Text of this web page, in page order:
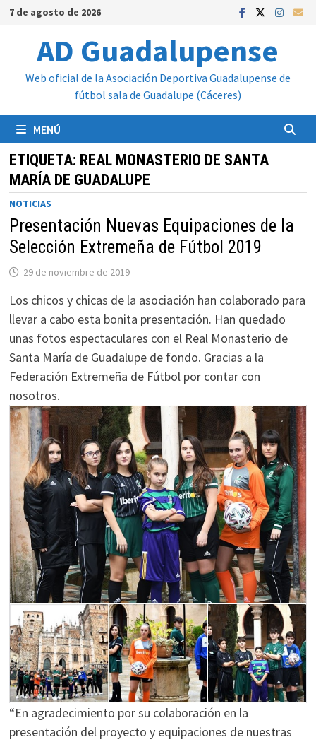
Saltar
contenido
7 de agosto de 2026
AD Guadalupense
Web oficial de la Asociación Deportiva Guadalupense de
fútbol sala de Guadalupe (Cáceres)
MENÚ
ETIQUETA: REAL MONASTERIO DE SANTA
MARÍA DE GUADALUPE
NOTICIAS
Presentación Nuevas Equipaciones de la
Selección Extremeña de Fútbol 2019
29 de noviembre de 2019
Los chicos y chicas de la asociación han colaborado para
llevar a cabo esta bonita presentación. Han quedado
unas fotos espectaculares con el Real Monasterio de
Santa María de Guadalupe de fondo. Gracias a la
Federación Extremeña de Fútbol por contar con
nosotros.
“En agradecimiento por su colaboración en la
presentación del proyecto y equipaciones de nuestras